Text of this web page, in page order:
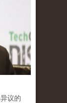
议的